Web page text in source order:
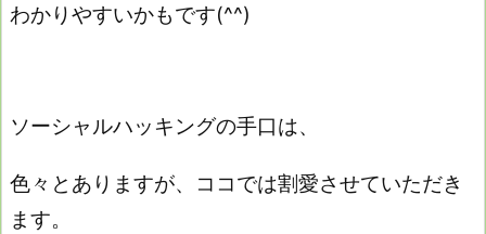
わかりやすいかもです(^^)
ソーシャルハッキングの手口は、
色々とありますが、ココでは割愛させていただき
ます。